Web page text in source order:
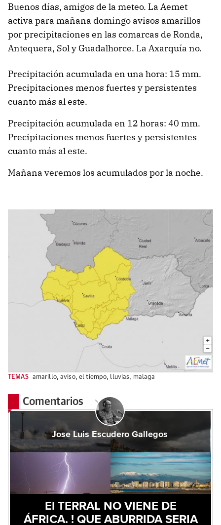
Buenos días, amigos de la meteo. La Aemet
activa para mañana domingo avisos amarillos
por precipitaciones en las comarcas de Ronda,
Antequera, Sol y Guadalhorce. La Axarquía no.
Precipitación acumulada en una hora: 15 mm.
Precipitaciones menos fuertes y persistentes
cuanto más al este.
Precipitación acumulada en 12 horas: 40 mm.
Precipitaciones menos fuertes y persistentes
cuanto más al este.
Mañana veremos los acumulados por la noche.
TEMAS amarillo,aviso,el tiempo, lluvias, malaga
Comentarios
Jose Luis Escudero Gallegos
El TERRAL NO VIENE DE
ÁFRICA. ! QUE ABURRIDA SERIA